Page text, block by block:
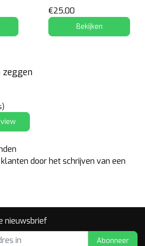
€25,00
Bekijken
door het schrijven van een
nieuwsbrief
Abonneer